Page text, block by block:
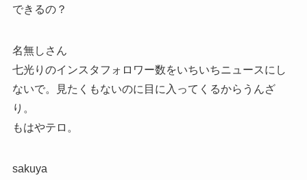
できるの？
名無しさん
七光りのインスタフォロワー数をいちいちニュースにし
ないで。見たくもないのに目に入ってくるからうんざ
り。
もはやテロ。
sakuya